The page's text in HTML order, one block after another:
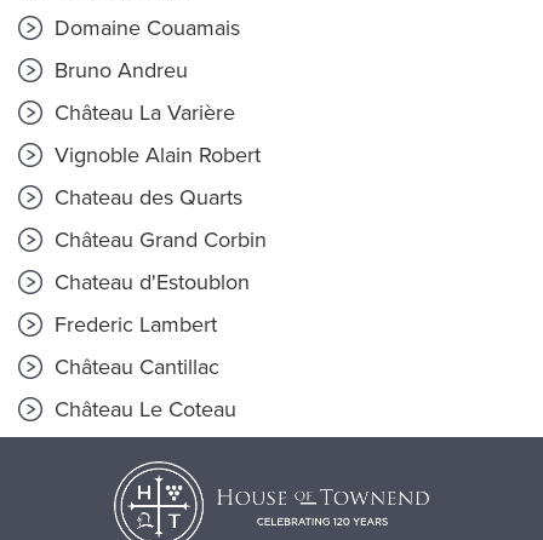
Domaine Couamais
Bruno Andreu
Château La Varière
Vignoble Alain Robert
Chateau des Quarts
Château Grand Corbin
Chateau d'Estoublon
Frederic Lambert
Château Cantillac
Château Le Coteau